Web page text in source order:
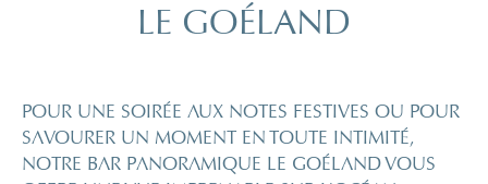
LE GOÉLAND
POUR UNE SOIRÉE AUX NOTES FESTIVES OU POUR
SAVOURER UN MOMENT EN TOUTE INTIMITÉ,
NOTRE BAR PANORAMIQUE LE GOÉLAND VOUS